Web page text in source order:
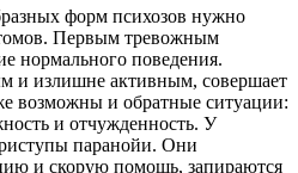
форм психозов нужно
Первым тревожным
нормального поведения.
и излишне активным, совершает
возможны и обратные ситуации:
и отчужденность. У
паранойи. Они
и скорую помощь, запираются